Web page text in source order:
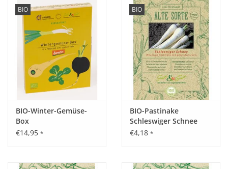
Mai
Juni
Juli
August
September
Oktober
November
Dezember
BIO
BIO-Winter-Gemüse-
Box
€14,95 *
BIO
BIO-Pastinake
Schleswiger Schnee
€4,18 *